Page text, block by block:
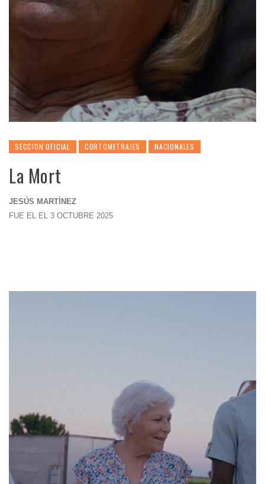
SECCION OFICIAL CORTOMETRAJES NACIONALES
La Mort
JESÚS MARTÍNEZ
FUE EL EL 3 OCTUBRE 2025